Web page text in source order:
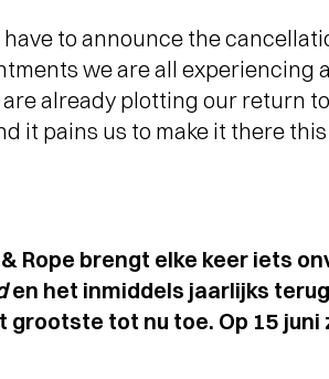
to announce the
we are all experiencing
already plotting our return
it pains us to make it there this
Rope brengt elke keer iets
en het inmiddels jaarlijks
tot nu toe. Op 15 juni